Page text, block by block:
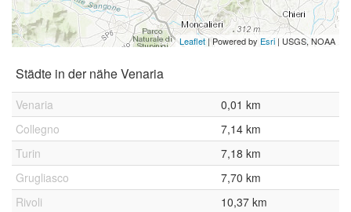
Leaflet| Powered by Esri | USGS, NOAA
Städte in der nähe Venaria
Venaria
0,01 km
Collegno
7,14 km
Turin
7,18 km
Grugliasco
7,70 km
Rivoli
10,37 km